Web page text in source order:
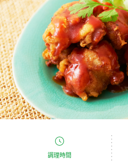
お酢ドリンク
みりん風・料理酒
新商品一覧
キャンペーン情報
ブランド・スペシャルサイト
ブランド・スペシャルサイト トップ
商品ブランドサイト
Fibee（ファイビー）
カンタン酢
企業情報
ミツカングループについて
調理時間